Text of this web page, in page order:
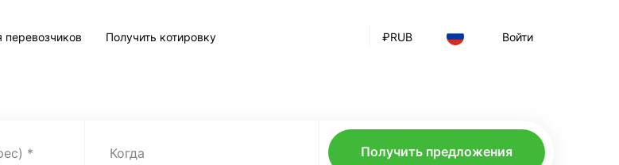
₽RUB Войти
перевозчиков Получить котировку
Когда Получить предложения